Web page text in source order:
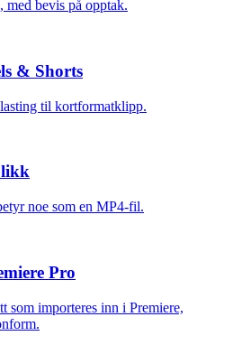
med bevis på opptak.
& Shorts
til kortformatklipp.
noe som en MP4-fil.
Pro
som importeres inn i Premiere,